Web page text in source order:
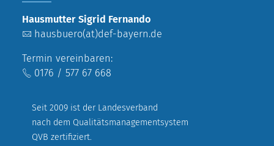
Hausmutter Sigrid Fernando
hausbuero(at)def-bayern.de
Termin vereinbaren:
0176 / 577 67 668
Seit 2009 ist der Landesverband
nach dem Qualitätsmanagementsystem
QVB zertifiziert.